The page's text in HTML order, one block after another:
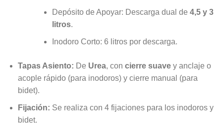
Depósito de Apoyar: Descarga dual de 4,5 y 3
litros.
Inodoro Corto: 6 litros por descarga.
Tapas Asiento: De Urea, con cierre suavey anclaje o
acople rápido (para inodoros) y cierre manual (para
bidet).
Fijación: Se realiza con 4 fijaciones para los inodoros y
bidet.